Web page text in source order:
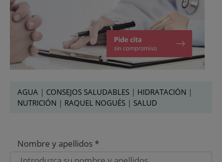
AGUA | CONSEJOS SALUDABLES | HIDRATACIÓN |
NUTRICIÓN | RAQUEL NOGUÉS | SALUD
Nombre y apellidos *